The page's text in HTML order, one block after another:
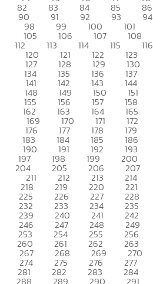
82 83 84 85 86
90 91 92 93 94
98 99 100 101
105 106 107 108
112 113 114 115 116
120 121 122 123
127 128 129 130
134 135 136 137
141 142 143 144
148 149 150 151
155 156 157 158
162 163 164 165
169 170 171 172
176 177 178 179
183 184 185 186
190 191 192 193
197 198 199 200
204 205 206 207
211 212 213 214
218 219 220 221
225 226 227 228
232 233 234 235
239 240 241 242
246 247 248 249
253 254 255 256
260 261 262 263
267 268 269 270
274 275 276 277
281 282 283 284
288 289 290 291